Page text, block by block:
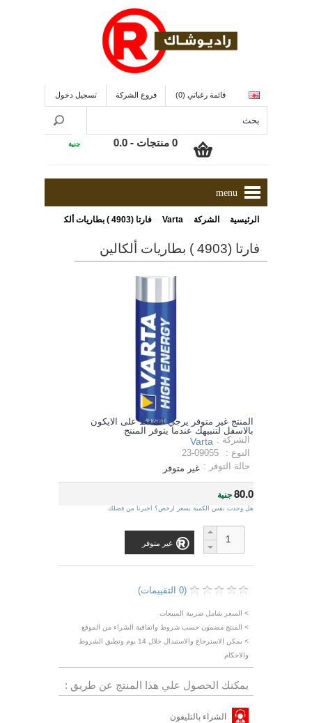
قائمة رغباتي (0) فروع الشركة تسجيل دخول
0 منتجات - 0.0 جنية
menu
الرئيسية الشركة Varta فارتا (4903 ) بطاريات ألكالين
فارتا (4903 ) بطاريات ألكالين
المنتج غير متوفر يرجي الضغط على الايكون
بالاسفل لتنبيهك عندما يتوفر المنتج
الشركة : Varta
النوع :
23-09055
حالة التوفر : غير متوفر
80.0جنية
هل وجدت نفس الكمية بسعر ارخص؟ اخبرنا من فضلك
غير متوفر
(0 التقييمات)
> السعر شامل ضريبة المبيعات
> المنتج مضمون حسب شروط واتفاقية الشراء من الموقع
> يمكن الاسترجاع والاستبدال خلال 14 يوم وتطبق الشروط
والاحكام
يمكنك الحصول علي هذا المنتج عن طريق :
الشراء بالتليفون